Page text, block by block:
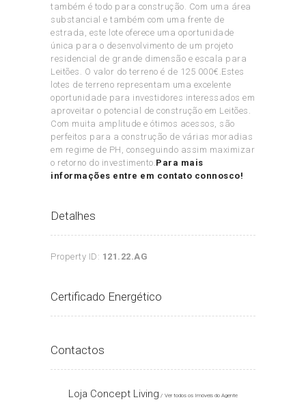
também é todo para construção. Com uma área
substancial e também com uma frente de
estrada, este lote oferece uma oportunidade
única para o desenvolvimento de um projeto
residencial de grande dimensão e escala para
Leitões. O valor do terreno é de 125 000€.Estes
lotes de terreno representam uma excelente
oportunidade para investidores interessados em
aproveitar o potencial de construção em Leitões.
Com muita amplitude e ótimos acessos, são
perfeitos para a construção de várias moradias
em regime de PH, conseguindo assim maximizar
o retorno do investimento. Para mais
informações entre em contato connosco!
Detalhes
Property ID: 121.22.AG
Certificado Energético
Contactos
Loja Concept Living Ver todos os Imóveis do Agente